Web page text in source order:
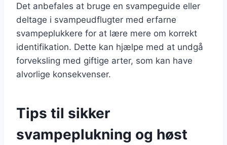
Det anbefales at bruge en svampeguide eller
deltage i svampeudflugter med erfarne
svampeplukkere for at lære mere om korrekt
identifikation. Dette kan hjælpe med at undgå
forveksling med giftige arter, som kan have
alvorlige konsekvenser.
Tips til sikker
svampeplukning og høst